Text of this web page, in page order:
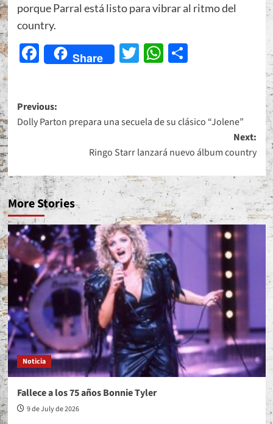
porque Parral está listo para vibrar al ritmo del
country.
Facebook
Share Twitter
WhatsApp
Share
Post
navigation
Previous:
Dolly Parton prepara una secuela de su clásico “Jolene”
Next:
Ringo Starr lanzará nuevo álbum country
More Stories
Noticia
Fallece a los 75 años Bonnie Tyler
9 de July de 2026